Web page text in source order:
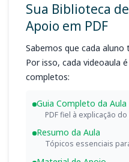
Sua Biblioteca de
Apoio em PDF
Sabemos que cada
Por isso, cada videoaula
completos:
Guia Completo da Aula
PDF fiel à explicação
Resumo da Aula
Tópicos essenciais